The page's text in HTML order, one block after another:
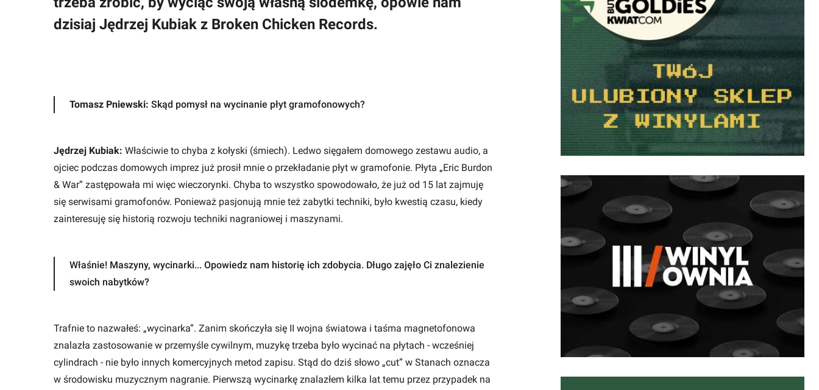
dzisiaj Jędrzej Kubiak z Broken Chicken Records.
Tomasz Pniewski: Skąd pomysł na wycinanie płyt gramofonowych?
Jędrzej Kubiak: Właściwie to chyba z kołyski (śmiech). Ledwo sięgałem domowego zestawu audio, a
ojciec podczas domowych imprez już prosił mnie o przekładanie płyt w gramofonie. Płyta „Eric Burdon
& War” zastępowała mi więc wieczorynki. Chyba to wszystko spowodowało, że już od 15 lat zajmuję
się serwisami gramofonów. Ponieważ pasjonują mnie też zabytki techniki, było kwestią czasu, kiedy
zainteresuję się historią rozwoju techniki nagraniowej i maszynami.
Właśnie! Maszyny, wycinarki... Opowiedz nam historię ich zdobycia. Długo zajęło Ci znalezienie
swoich nabytków?
Trafnie to nazwałeś: „wycinarka”. Zanim skończyła się II wojna światowa i taśma magnetofonowa
znalazła zastosowanie w przemyśle cywilnym, muzykę trzeba było wycinać na płytach - wcześniej
cylindrach - nie było innych komercyjnych metod zapisu. Stąd do dziś słowo „cut” w Stanach oznacza
w środowisku muzycznym nagranie. Pierwszą wycinarkę znalazłem kilka lat temu przez przypadek na